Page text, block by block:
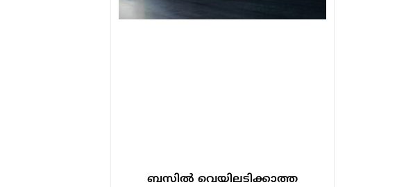
ബസിൽ വെയിലടിക്കാത്ത